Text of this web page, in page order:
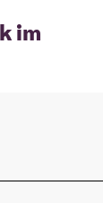
im